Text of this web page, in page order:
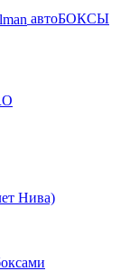
автоБОКСЫ
Нива)